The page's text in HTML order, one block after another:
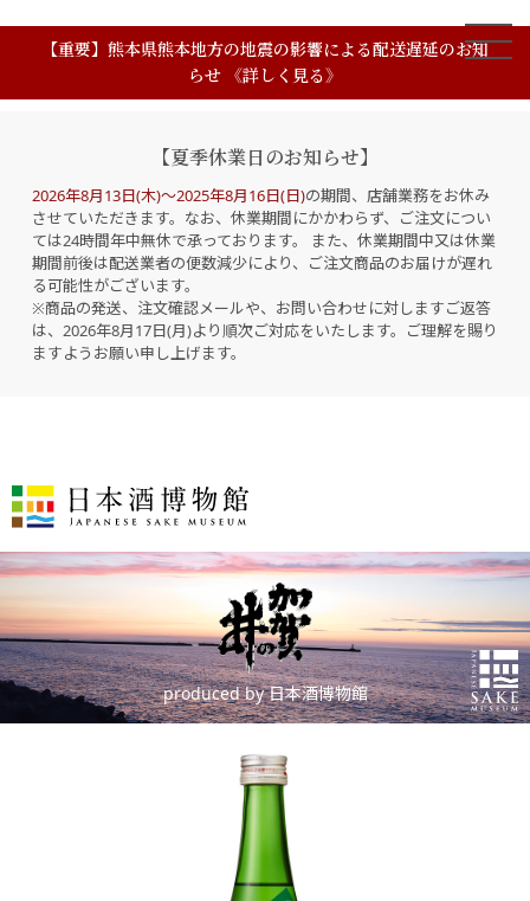
【重要】熊本県熊本地方の地震の影響による配送遅延のお知
らせ 《詳しく見る》
【夏季休業日のお知らせ】
2026年8月13日(木)～2025年8月16日(日)の期間、店舗業務をお休み
させていただきます。なお、休業期間にかかわらず、ご注文につい
ては24時間年中無休で承っております。 また、休業期間中又は休業
期間前後は配送業者の便数減少により、ご注文商品のお届けが遅れ
る可能性がございます。
※商品の発送、注文確認メールや、お問い合わせに対しますご返答
は、2026年8月17日(月)より順次ご対応をいたします。ご理解を賜り
ますようお願い申し上げます。
produced by 日本酒博物館